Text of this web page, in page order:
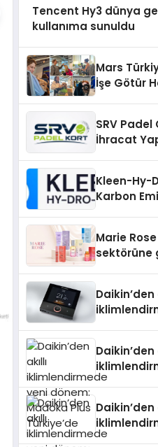
Tencent Hy3 dünya
kullanıma sunuldu
Mars
İşe Götür
SRV Padel
İhracat
Kleen-Hy-
Karbon
Aldı
Marie
sektörüne
Daikin’den
Daikin’den
dönem:
Daikin’den
dönem: